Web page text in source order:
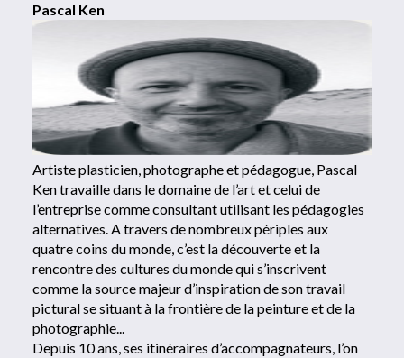
Pascal Ken
Artiste plasticien, photographe et pédagogue, Pascal
Ken travaille dans le domaine de l’art et celui de
l’entreprise comme consultant utilisant les pédagogies
alternatives. A travers de nombreux périples aux
quatre coins du monde, c’est la découverte et la
rencontre des cultures du monde qui s’inscrivent
comme la source majeur d’inspiration de son travail
pictural se situant à la frontière de la peinture et de la
photographie...
Depuis 10 ans, ses itinéraires d’accompagnateurs, l’on